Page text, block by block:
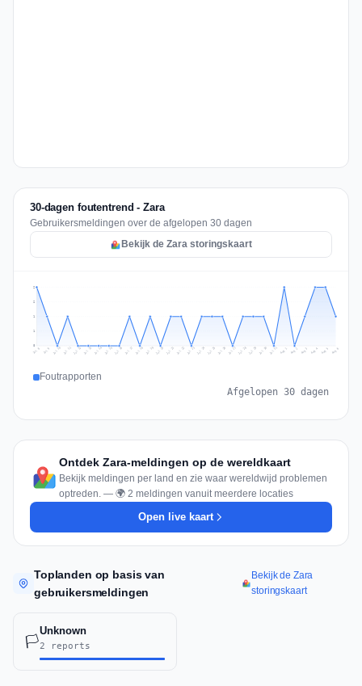
30-dagen foutentrend - Zara
Gebruikersmeldingen over de afgelopen 30 dagen
Bekijk de Zara storingskaart
1
1
2
2
Jul 8 Jul 9 Jul 10 Jul 11 Jul 12 Jul 13 Jul 14 Jul 15 Jul 16 Jul 17 Jul 18 Jul 19 Jul 20 Jul 21 Jul 22 Jul 23 Jul 24 Jul 25 Jul 26 Jul 27 Jul 28 Jul 29 Jul 30 Jul 31 Aug 1 Aug 2 Aug 3 Aug 4 Aug 5 Aug 6
Foutrapporten
Afgelopen 30 dagen
Ontdek Zara-meldingen op de wereldkaart
Bekijk meldingen per land en zie waar wereldwijd problemen
optreden. — 🌍 2 meldingen vanuit meerdere locaties
Open live kaart
Toplanden op basis van
gebruikersmeldingen
Bekijk de Zara
storingskaart
🏳️
Unknown
2 reports